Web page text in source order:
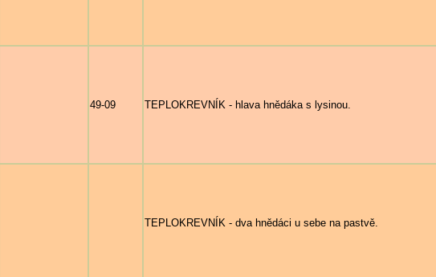
49-09 TEPLOKREVNÍK - hlava hnědáka s lysinou.
TEPLOKREVNÍK - dva hnědáci u sebe na pastvě.